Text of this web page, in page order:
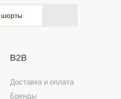
шорты
B2B
Доставка и оплата
Бренды